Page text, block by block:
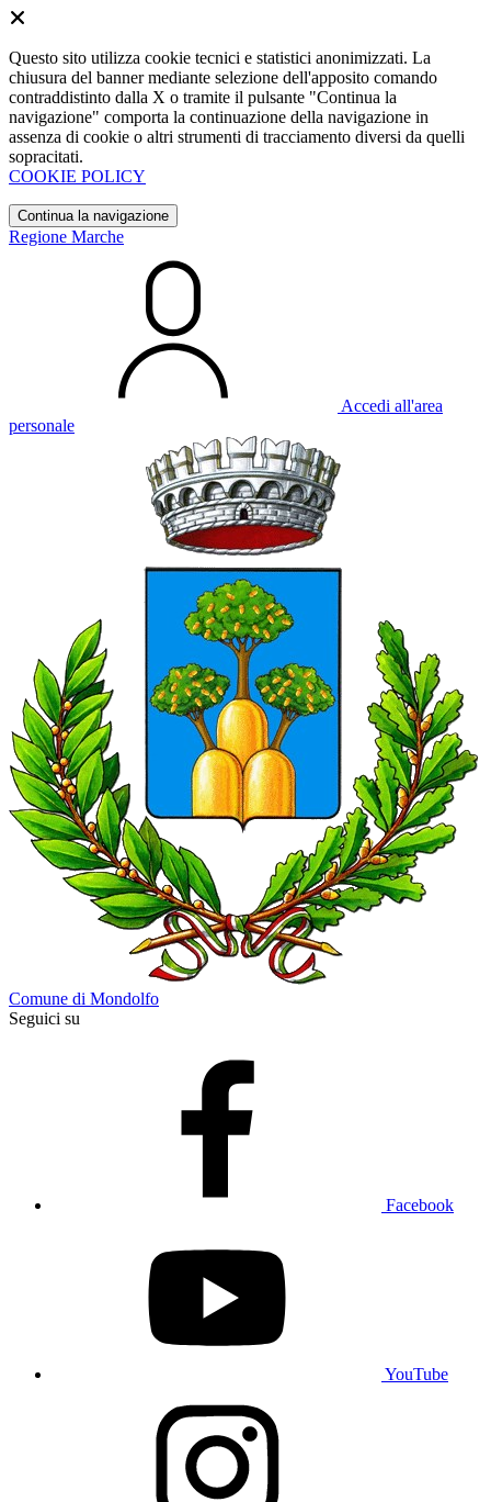
Questo sito utilizza cookie tecnici e statistici anonimizzati. La
chiusura del banner mediante selezione dell'apposito comando
contraddistinto dalla X o tramite il pulsante "Continua la
navigazione" comporta la continuazione della navigazione in
assenza di cookie o altri strumenti di tracciamento diversi da quelli
sopracitati.
COOKIE POLICY
Continua la navigazione
Regione Marche
Accedi all'area
personale
Comune di Mondolfo
Seguici su
Facebook
YouTube